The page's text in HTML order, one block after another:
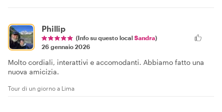
Phillip
(Info su questo local Sandra)
26 gennaio 2026
Molto cordiali, interattivi e accomodanti. Abbiamo fatto una
nuova amicizia.
Tour di un giorno a Lima